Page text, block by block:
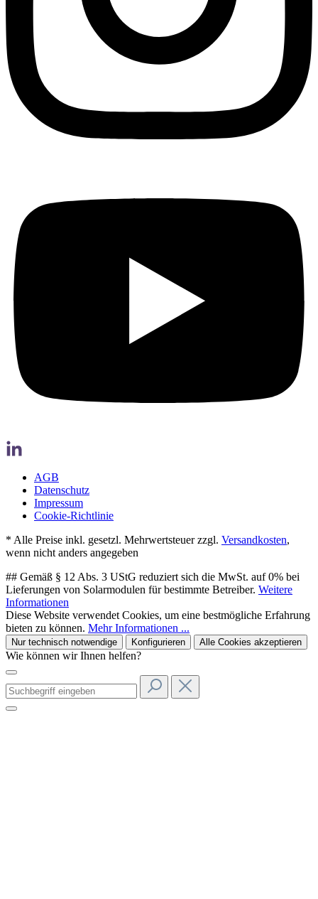
AGB
Datenschutz
Impressum
Cookie-Richtlinie
* Alle Preise inkl. gesetzl. Mehrwertsteuer zzgl. Versandkosten,
wenn nicht anders angegeben
## Gemäß § 12 Abs. 3 UStG reduziert sich die MwSt. auf 0% bei
Lieferungen von Solarmodulen für bestimmte Betreiber. Weitere
Informationen
Diese Website verwendet Cookies, um eine bestmögliche Erfahrung
bieten zu können. Mehr Informationen ...
Nur technisch notwendige Konfigurieren Alle Cookies akzeptieren
Wie können wir Ihnen helfen?